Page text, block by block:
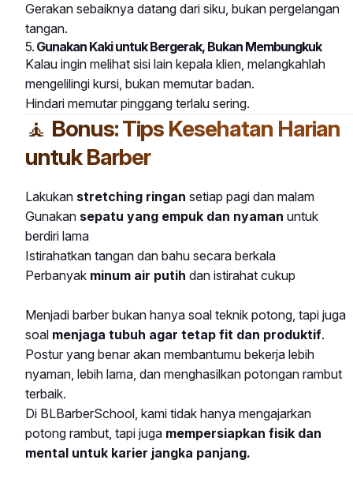
Gerakan sebaiknya datang dari siku, bukan pergelangan
tangan.
5. Gunakan Kaki untuk Bergerak, Bukan Membungkuk
Kalau ingin melihat sisi lain kepala klien, melangkahlah
mengelilingi kursi, bukan memutar badan.
Hindari memutar pinggang terlalu sering.
🧘 Bonus: Tips Kesehatan Harian
untuk Barber
Lakukan stretching ringan setiap pagi dan malam
Gunakan sepatu yang empuk dan nyaman untuk
berdiri lama
Istirahatkan tangan dan bahu secara berkala
Perbanyak minum air putih dan istirahat cukup
Menjadi barber bukan hanya soal teknik potong, tapi juga
soal menjaga tubuh agar tetap fit dan produktif.
Postur yang benar akan membantumu bekerja lebih
nyaman, lebih lama, dan menghasilkan potongan rambut
terbaik.
Di BLBarberSchool, kami tidak hanya mengajarkan
potong rambut, tapi juga mempersiapkan fisik dan
mental untuk karier jangka panjang.